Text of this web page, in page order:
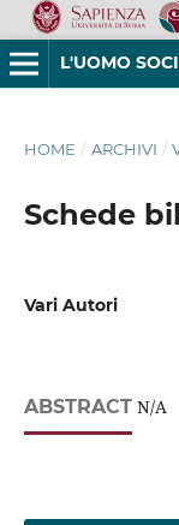
L'UOMO
HOME / ARCHIVI /
Schede
Vari Autori
ABSTRACTN/A